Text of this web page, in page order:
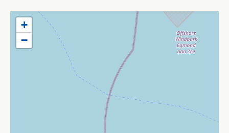
+
−